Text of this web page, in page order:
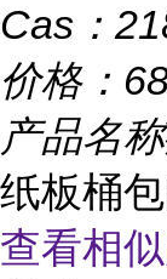
Cas：
价格：
产品名称
纸板桶
查看相